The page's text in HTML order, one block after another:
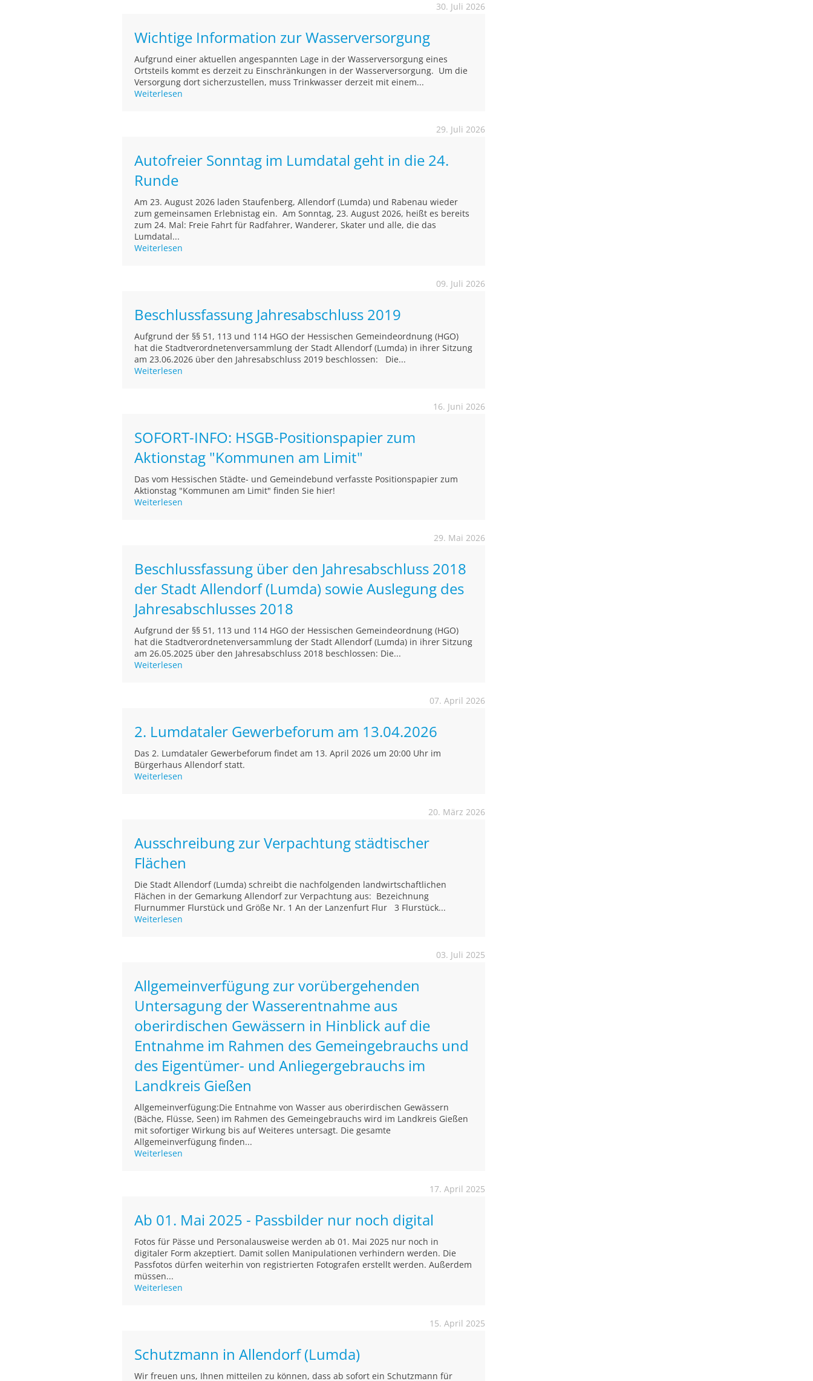
30. Juli 2026
Wichtige Information zur Wasserversorgung
Aufgrund einer aktuellen angespannten Lage in der Wasserversorgung eines
Ortsteils kommt es derzeit zu Einschränkungen in der Wasserversorgung. Um die
Versorgung dort sicherzustellen, muss Trinkwasser derzeit mit einem...
Weiterlesen
29. Juli 2026
Autofreier Sonntag im Lumdatal geht in die 24.
Runde
Am 23. August 2026 laden Staufenberg, Allendorf (Lumda) und Rabenau wieder
zum gemeinsamen Erlebnistag ein. Am Sonntag, 23. August 2026, heißt es bereits
zum 24. Mal: Freie Fahrt für Radfahrer, Wanderer, Skater und alle, die das
Lumdatal...
Weiterlesen
09. Juli 2026
Beschlussfassung Jahresabschluss 2019
Aufgrund der §§ 51, 113 und 114 HGO der Hessischen Gemeindeordnung (HGO)
hat die Stadtverordnetenversammlung der Stadt Allendorf (Lumda) in ihrer Sitzung
am 23.06.2026 über den Jahresabschluss 2019 beschlossen: Die...
Weiterlesen
16. Juni 2026
SOFORT-INFO: HSGB-Positionspapier zum
Aktionstag "Kommunen am Limit"
Das vom Hessischen Städte- und Gemeindebund verfasste Positionspapier zum
Aktionstag "Kommunen am Limit" finden Sie hier!
Weiterlesen
29. Mai 2026
Beschlussfassung über den Jahresabschluss 2018
der Stadt Allendorf (Lumda) sowie Auslegung des
Jahresabschlusses 2018
Aufgrund der §§ 51, 113 und 114 HGO der Hessischen Gemeindeordnung (HGO)
hat die Stadtverordnetenversammlung der Stadt Allendorf (Lumda) in ihrer Sitzung
am 26.05.2025 über den Jahresabschluss 2018 beschlossen: Die...
Weiterlesen
07. April 2026
2. Lumdataler Gewerbeforum am 13.04.2026
Das 2. Lumdataler Gewerbeforum findet am 13. April 2026 um 20:00 Uhr im
Bürgerhaus Allendorf statt.
Weiterlesen
20. März 2026
Ausschreibung zur Verpachtung städtischer
Flächen
Die Stadt Allendorf (Lumda) schreibt die nachfolgenden landwirtschaftlichen
Flächen in der Gemarkung Allendorf zur Verpachtung aus: Bezeichnung
Flurnummer Flurstück und Größe Nr. 1 An der Lanzenfurt Flur 3 Flurstück...
Weiterlesen
03. Juli 2025
Allgemeinverfügung zur vorübergehenden
Untersagung der Wasserentnahme aus
oberirdischen Gewässern in Hinblick auf die
Entnahme im Rahmen des Gemeingebrauchs und
des Eigentümer- und Anliegergebrauchs im
Landkreis Gießen
Allgemeinverfügung:Die Entnahme von Wasser aus oberirdischen Gewässern
(Bäche, Flüsse, Seen) im Rahmen des Gemeingebrauchs wird im Landkreis Gießen
mit sofortiger Wirkung bis auf Weiteres untersagt. Die gesamte
Allgemeinverfügung finden...
Weiterlesen
17. April 2025
Ab 01. Mai 2025 - Passbilder nur noch digital
Fotos für Pässe und Personalausweise werden ab 01. Mai 2025 nur noch in
digitaler Form akzeptiert. Damit sollen Manipulationen verhindern werden. Die
Passfotos dürfen weiterhin von registrierten Fotografen erstellt werden. Außerdem
müssen...
Weiterlesen
15. April 2025
Schutzmann in Allendorf (Lumda)
Wir freuen uns, Ihnen mitteilen zu können, dass ab sofort ein Schutzmann für